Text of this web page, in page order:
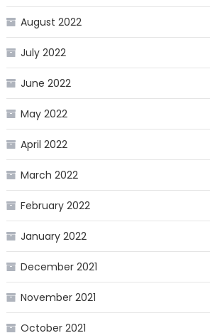
August 2022
July 2022
June 2022
May 2022
April 2022
March 2022
February 2022
January 2022
December 2021
November 2021
October 2021